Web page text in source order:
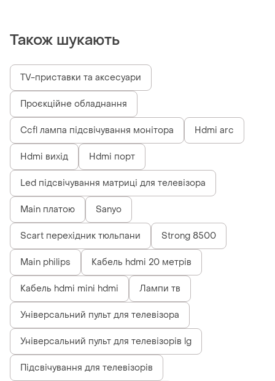
Також шукають
TV-приставки та аксесуари
Проєкційне обладнання
Ccfl лампа підсвічування монітора Hdmi arc
Hdmi вихід Hdmi порт
Led підсвічування матриці для телевізора
Main платою Sanyo
Scart перехідник тюльпани Strong 8500
Main philips Кабель hdmi 20 метрів
Кабель hdmi mini hdmi Лампи тв
Універсальний пульт для телевізора
Універсальний пульт для телевізорів lg
Підсвічування для телевізорів